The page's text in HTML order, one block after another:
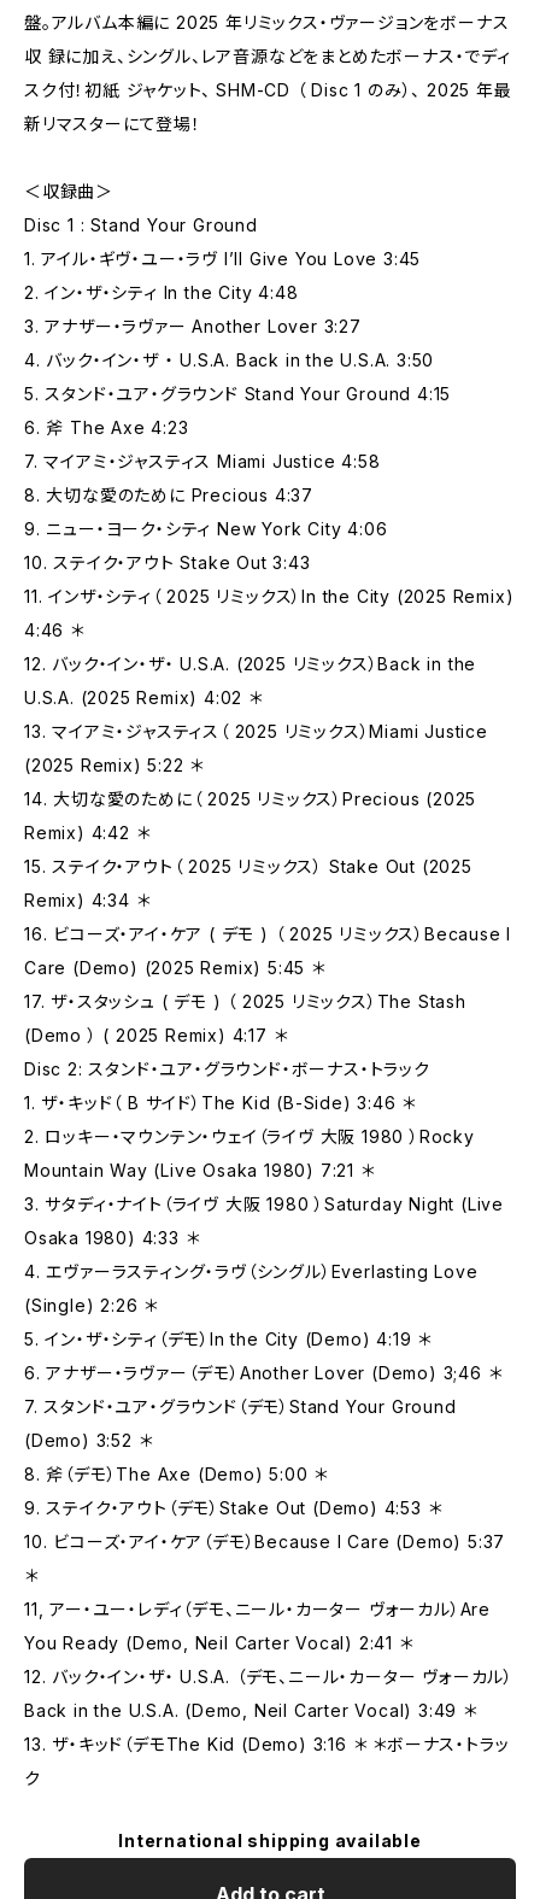
盤。アルバム本編に 2025 年リミックス‧ヴァージョンをボーナス
収 録に加え、シングル、レア⾳源などをまとめたボーナス‧でディ
スク付！初紙 ジャケット、 SHM-CD （ Disc 1 のみ）、 2025 年最
新リマスターにて登場！
＜収録曲＞
Disc 1 : Stand Your Ground
1. アイル‧ギヴ‧ユー‧ラヴ I’ll Give You Love 3:45
2. イン‧ザ‧シティ In the City 4:48
3. アナザー‧ラヴァー Another Lover 3:27
4. バック‧イン‧ザ ‧ U.S.A. Back in the U.S.A. 3:50
5. スタンド‧ユア‧グラウンド Stand Your Ground 4:15
6. 斧 The Axe 4:23
7. マイアミ‧ジャスティス Miami Justice 4:58
8. ⼤切な愛のために Precious 4:37
9. ニュー‧ヨーク‧シティ New York City 4:06
10. ステイク‧アウト Stake Out 3:43
11. インザ‧シティ（ 2025 リミックス）In the City (2025 Remix)
4:46 ＊
12. バック‧イン‧ザ‧ U.S.A. (2025 リミックス）Back in the
U.S.A. (2025 Remix) 4:02 ＊
13. マイアミ‧ジャスティス（ 2025 リミックス）Miami Justice
(2025 Remix) 5:22 ＊
14. ⼤切な愛のために（ 2025 リミックス）Precious (2025
Remix) 4:42 ＊
15. ステイク‧アウト（ 2025 リミックス） Stake Out (2025
Remix) 4:34 ＊
16. ビコーズ‧アイ‧ケア ( デモ ) （ 2025 リミックス）Because I
Care (Demo) (2025 Remix) 5:45 ＊
17. ザ‧スタッシュ ( デモ ) （ 2025 リミックス）The Stash
(Demo ） ( 2025 Remix) 4:17 ＊
Disc 2: スタンド‧ユア‧グラウンド‧ボーナス‧トラック
1. ザ‧キッド（ B サイド）The Kid (B-Side) 3:46 ＊
2. ロッキー‧マウンテン‧ウェイ（ライヴ ⼤阪 1980 ）Rocky
Mountain Way (Live Osaka 1980) 7:21 ＊
3. サタディ‧ナイト（ライヴ ⼤阪 1980 ）Saturday Night (Live
Osaka 1980) 4:33 ＊
4. エヴァーラスティング‧ラヴ（シングル）Everlasting Love
(Single) 2:26 ＊
5. イン‧ザ‧シティ（デモ）In the City (Demo) 4:19 ＊
6. アナザー‧ラヴァー（デモ）Another Lover (Demo) 3;46 ＊
7. スタンド‧ユア‧グラウンド（デモ）Stand Your Ground
(Demo) 3:52 ＊
8. 斧（デモ）The Axe (Demo) 5:00 ＊
9. ステイク‧アウト（デモ）Stake Out (Demo) 4:53 ＊
10. ビコーズ‧アイ‧ケア（デモ）Because I Care (Demo) 5:37
＊
11, アー‧ユー‧レディ（デモ、ニール‧カーター ヴォーカル）Are
You Ready (Demo, Neil Carter Vocal) 2:41 ＊
12. バック‧イン‧ザ‧ U.S.A. （デモ、ニール‧カーター ヴォーカル）
Back in the U.S.A. (Demo, Neil Carter Vocal) 3:49 ＊
13. ザ‧キッド（デモThe Kid (Demo) 3:16 ＊ ＊ボーナス‧トラッ
ク
International shipping available
Add to cart